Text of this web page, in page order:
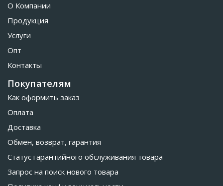
О Компании
Продукция
Услуги
Опт
Контакты
Покупателям
Как оформить заказ
Оплата
Доставка
Обмен, возврат, гарантия
Статус гарантийного обслуживания товара
Запрос на поиск нового товара